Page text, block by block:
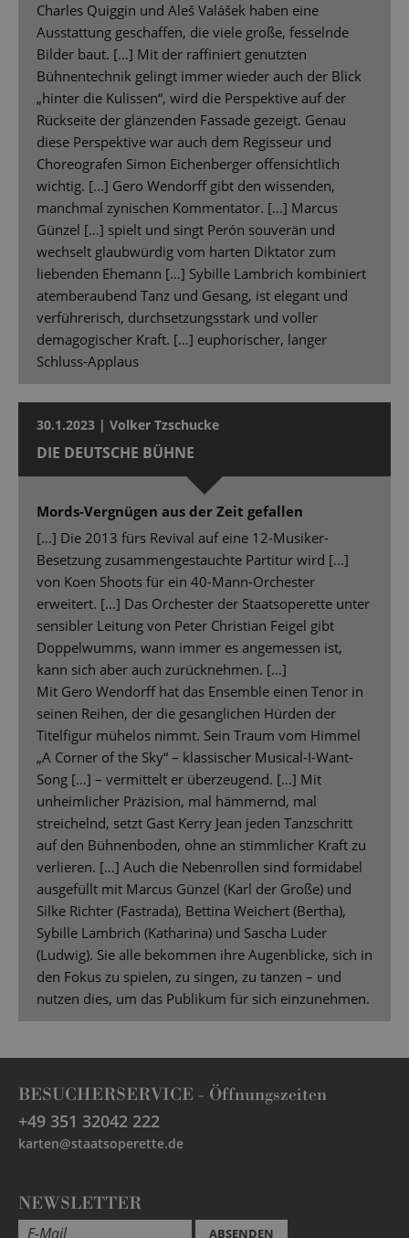
Charles Quiggin und Aleš Valášek haben eine
Ausstattung geschaffen, die viele große, fesselnde
Bilder baut. […] Mit der raffiniert genutzten
Bühnentechnik gelingt immer wieder auch der Blick
„hinter die Kulissen“, wird die Perspektive auf der
Rückseite der glänzenden Fassade gezeigt. Genau
diese Perspektive war auch dem Regisseur und
Choreografen Simon Eichenberger offensichtlich
wichtig. [...] Gero Wendorff gibt den wissenden,
manchmal zynischen Kommentator. [...] Marcus
Günzel […] spielt und singt Perón souverän und
wechselt glaubwürdig vom harten Diktator zum
liebenden Ehemann […] Sybille Lambrich kombiniert
atemberaubend Tanz und Gesang, ist elegant und
verführerisch, durchsetzungsstark und voller
demagogischer Kraft. […] euphorischer, langer
Schluss-Applaus
30.1.2023 | Volker Tzschucke
DIE DEUTSCHE BÜHNE
Mords-Vergnügen aus der Zeit gefallen
[…] Die 2013 fürs Revival auf eine 12-Musiker-
Besetzung zusammengestauchte Partitur wird […]
von Koen Shoots für ein 40-Mann-Orchester
erweitert. […] Das Orchester der Staatsoperette unter
sensibler Leitung von Peter Christian Feigel gibt
Doppelwumms, wann immer es angemessen ist,
kann sich aber auch zurücknehmen. […]
Mit Gero Wendorff hat das Ensemble einen Tenor in
seinen Reihen, der die gesanglichen Hürden der
Titelfigur mühelos nimmt. Sein Traum vom Himmel
„A Corner of the Sky“ – klassischer Musical-I-Want-
Song […] – vermittelt er überzeugend. […] Mit
unheimlicher Präzision, mal hämmernd, mal
streichelnd, setzt Gast Kerry Jean jeden Tanzschritt
auf den Bühnenboden, ohne an stimmlicher Kraft zu
verlieren. […] Auch die Nebenrollen sind formidabel
ausgefüllt mit Marcus Günzel (Karl der Große) und
Silke Richter (Fastrada), Bettina Weichert (Bertha),
Sybille Lambrich (Katharina) und Sascha Luder
(Ludwig). Sie alle bekommen ihre Augenblicke, sich in
den Fokus zu spielen, zu singen, zu tanzen – und
nutzen dies, um das Publikum für sich einzunehmen.
BESUCHERSERVICE - Öffnungszeiten
+49 351 32042 222
karten@staatsoperette.de
NEWSLETTER
ABSENDEN